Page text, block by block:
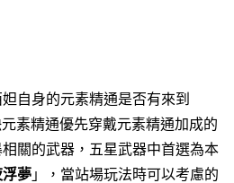
自身的元素精通是否有來到
素精通優先穿戴元素精通加成的
關的武器，五星武器中首選為本
夢 」，當站場玩法時可以考慮的